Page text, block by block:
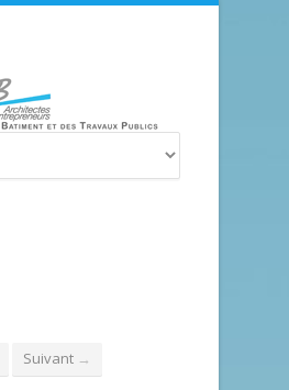
Suivant →